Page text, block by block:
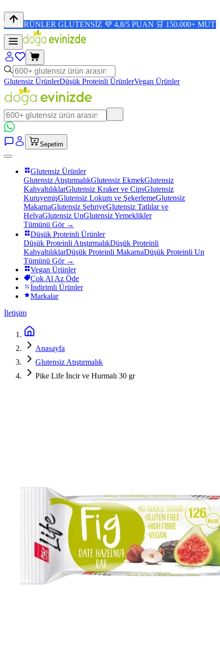
GLUTENSİZ 💜 4,8/5 PUAN 🛒 150.000+ MUTLU
Glutensiz ÜrünlerDüşük Proteinli ÜrünlerVegan Ürünler
Sepetim
Glutensiz Ürünler
Glutensiz AtıştırmalıkGlutensiz EkmekGlutensiz
KahvaltılıklarGlutensiz Kraker ve CipsGlutensiz
KuruyemişGlutensiz Lokum ve ŞekerlemeGlutensiz
MakarnaGlutensiz ŞehriyeGlutensiz Tatlılar ve
HelvaGlutensiz UnGlutensiz Yemeklikler
Tümünü Gör →
Düşük Proteinli Ürünler
Düşük Proteinli AtıştırmalıkDüşük Proteinli
KahvaltılıklarDüşük Proteinli MakarnaDüşük Proteinli Un
Tümünü Gör →
Vegan Ürünler
Çok Al Az Öde
İndirimli Ürünler
Markalar
İletişim
Anasayfa
Glutensiz Atıştırmalık
Pike Life İncir ve Hurmalı 30 gr